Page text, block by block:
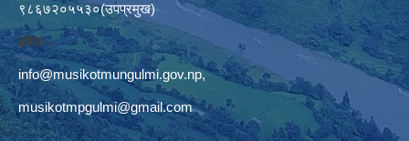
९८६७२०५५३०(उपप्रमुख)
इमेलः–
info@musikotmungulmi.gov.np,
musikotmpgulmi@gmail.com